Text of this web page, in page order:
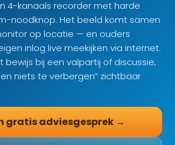
4-kanaals recorder met harde
noodknop. Het beeld komt samen
op locatie — en ouders
inlog live meekijken via internet.
bewijs bij een valpartij of discussie,
niets te verbergen” zichtbaar
gratis adviesgesprek →